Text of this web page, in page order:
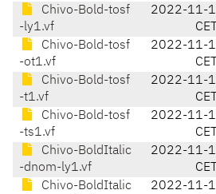
Chivo-Bold-tosf
-ly1.vf
2022-11-
CET
Chivo-Bold-tosf
-ot1.vf
2022-11-
CET
Chivo-Bold-tosf
-t1.vf
2022-11-
CET
Chivo-Bold-tosf
-ts1.vf
2022-11-
CET
Chivo-BoldItalic
-dnom-ly1.vf
2022-11-
CET
Chivo-BoldItalic
2022-11-